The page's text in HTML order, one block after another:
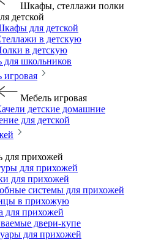
Шкафы, стеллажи полки
детской
для детской
в детскую
в детскую
для школьников
игровая
Мебель игровая
детские домашние
для детской
для прихожей
для прихожей
для прихожей
системы для прихожей
в прихожую
для прихожей
двери-купе
для прихожей